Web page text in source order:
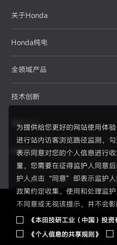
为提供给您更好的网站使用体
进行站内访客浏览路径监测，
表示同意对您的个人信息进行
童，您需要在征得监护人同意
护人点击“同意”即表示监护人
政策约定收集、使用和处理监
不同意或无视该提示，并不会影
《本田技研工业（中国）投资
《个人信息的共享规则》
关于Honda
Honda纯电
全领域产品
技术创新
赛事运动
新闻资讯
Copyright © 2026 Honda
d. All Right Reserved.京ICP
0502034595号